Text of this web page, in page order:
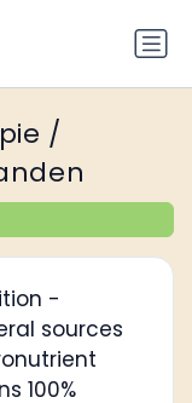
/
-
sources
100%